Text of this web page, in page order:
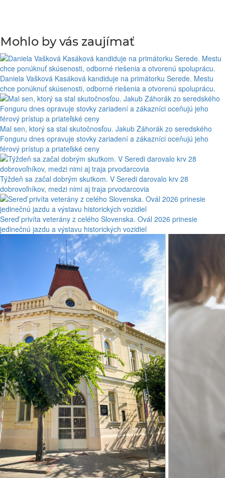
Mohlo by vás zaujímať
Daniela Vašková Kasáková kandiduje na primátorku Serede. Mestu
chce ponúknuť skúsenosti, odborné riešenia a otvorenú spoluprácu.
Mal sen, ktorý sa stal skutočnosťou. Jakub Záhorák zo seredského
Fonguru dnes opravuje stovky zariadení a zákazníci oceňujú jeho
férový prístup a priateľské ceny
Týždeň sa začal dobrým skutkom. V Seredi darovalo krv 28
dobrovoľníkov, medzi nimi aj traja prvodarcovia
Sereď privíta veterány z celého Slovenska. Ovál 2026 prinesie
jedinečnú jazdu a výstavu historických vozidiel